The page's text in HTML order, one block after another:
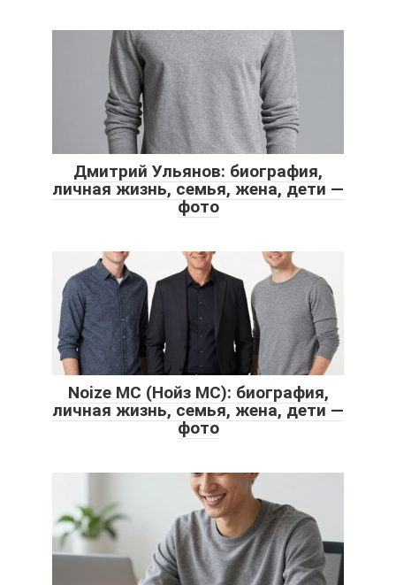
Дмитрий Ульянов: биография,
личная жизнь, семья, жена, дети —
фото
Noize MC (Нойз МС): биография,
личная жизнь, семья, жена, дети —
фото